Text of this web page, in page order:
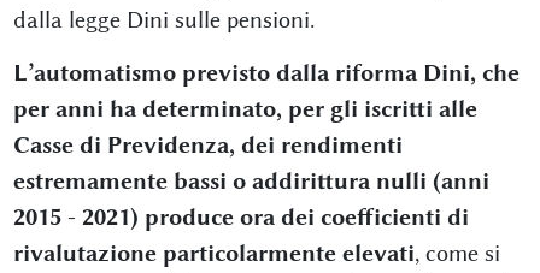
dalla legge Dini sulle pensioni.
L’automatismo previsto dalla riforma Dini, che
per anni ha determinato, per gli iscritti alle
Casse di Previdenza, dei rendimenti
estremamente bassi o addirittura nulli (anni
2015 - 2021) produce ora dei coefficienti di
rivalutazione particolarmente elevati, come si